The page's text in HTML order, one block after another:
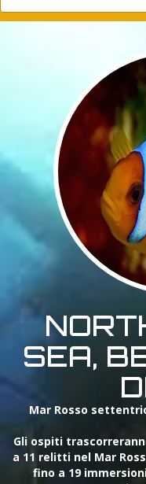
SEA,
Mar Rosso
Gli ospiti
a 11 relitti nel Mar
fino a 19